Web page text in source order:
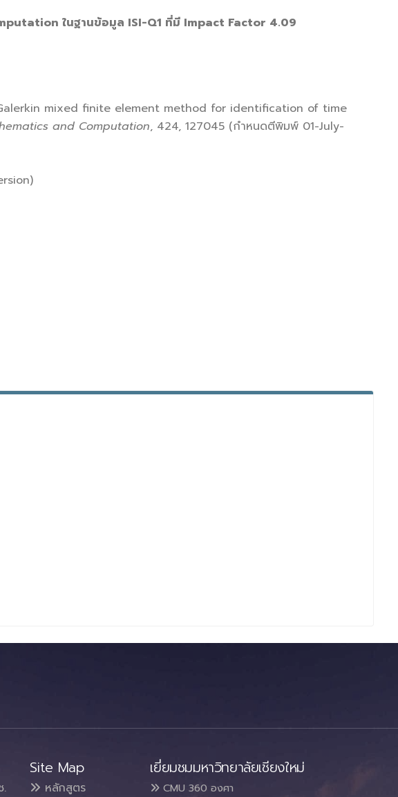
ในฐานข้อมูล ISI-Q1 ที่มี Impact Factor 4.09
mixed finite element method for identification of time
and Computation, 424, 127045 (กำหนดตีพิมพ์ 01-July-
.
Site Map
หลักสูตร
เยี่ยมชมมหาวิทยาลัยเชียงใหม่
CMU 360 องศา